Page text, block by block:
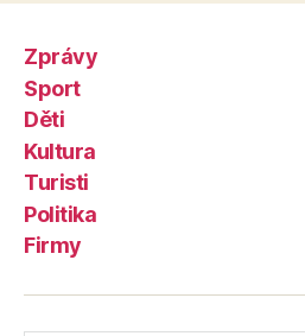
Zprávy
Sport
Děti
Kultura
Turisti
Politika
Firmy